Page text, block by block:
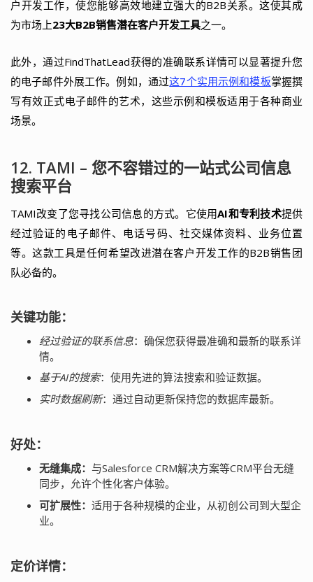
户开发工作，使您能够高效地建立强大的B2B关系。这使其成
为市场上23大B2B销售潜在客户开发工具之一。
此外，通过FindThatLead获得的准确联系详情可以显著提升您
的电子邮件外展工作。例如，通过这7个实用示例和模板掌握撰
写有效正式电子邮件的艺术，这些示例和模板适用于各种商业
场景。
12. TAMI – 您不容错过的一站式公司信息
搜索平台
TAMI改变了您寻找公司信息的方式。它使用AI和专利技术提供
经过验证的电子邮件、电话号码、社交媒体资料、业务位置
等。这款工具是任何希望改进潜在客户开发工作的B2B销售团
队必备的。
关键功能：
经过验证的联系信息：确保您获得最准确和最新的联系详
情。
基于AI的搜索：使用先进的算法搜索和验证数据。
实时数据刷新：通过自动更新保持您的数据库最新。
好处：
无缝集成： 与Salesforce CRM解决方案等CRM平台无缝
同步，允许个性化客户体验。
可扩展性： 适用于各种规模的企业，从初创公司到大型企
业。
定价详情：